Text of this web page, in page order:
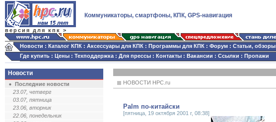
версия для кпк >
Коммуникаторы, смартфоны, КПК, GPS-навигация
Новости : Каталог КПК : Аксессуары для КПК : Программы для КПК : Форум : Статьи, обзоры
Где купить : Цены : Техподдержка : Для прессы : Контакты : Вакансии : Ссылки : Пропажи
Новости
Последние новости
23.07, четверг
03.07, пятница
23.06, вторник
22.06, понедельник
НОВОСТИ HPC.ru
Palm по-китайски
[пятница, 19 октября 2001 г, 08:38]